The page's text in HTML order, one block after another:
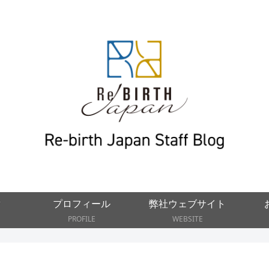
プロフィール
PROFILE
弊社ウェブサイト
WEBSITE